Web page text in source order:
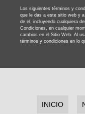
Los siguientes términos y
que le das a este sitio web y
de el, incluyendo cualquiera
Condiciones, en cualquier
cambios en el Sitio Web. Al
términos y condiciones en lo
INICIO